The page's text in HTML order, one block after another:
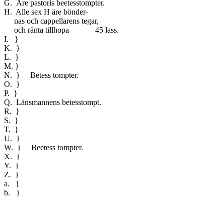
G. Äre pastoris beetesstompter.
H. Alle sex H äre bönder-
nas och cappellarens tegar,
och ränta tillhopa 45 lass.
I. }
K. }
L. }
M. }
N. } Betess tompter.
O. }
P. }
Q. Länsmannens betesstompt.
R. }
S. }
T. }
U. }
W. } Beetess tompter.
X. }
Y. }
Z. }
a. }
b. }